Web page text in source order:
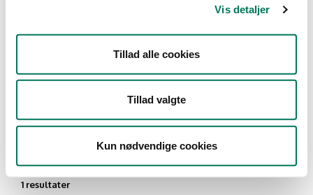
Vis detaljer
Tillad alle cookies
Tillad valgte
Kun nødvendige cookies
1 resultater
År Måned